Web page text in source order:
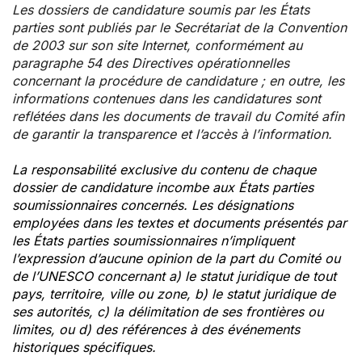
Les dossiers de candidature soumis par les États
parties sont publiés par le Secrétariat de la Convention
de 2003 sur son site Internet, conformément au
paragraphe 54 des Directives opérationnelles
concernant la procédure de candidature ; en outre, les
informations contenues dans les candidatures sont
reflétées dans les documents de travail du Comité afin
de garantir la transparence et l’accès à l’information.
La responsabilité exclusive du contenu de chaque
dossier de candidature incombe aux États parties
soumissionnaires concernés. Les désignations
employées dans les textes et documents présentés par
les États parties soumissionnaires n’impliquent
l’expression d’aucune opinion de la part du Comité ou
de l’UNESCO concernant a) le statut juridique de tout
pays, territoire, ville ou zone, b) le statut juridique de
ses autorités, c) la délimitation de ses frontières ou
limites, ou d) des références à des événements
historiques spécifiques.